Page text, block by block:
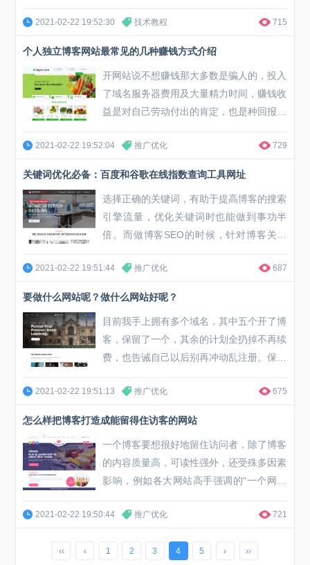
主题的用户更容易地制作主题和Theme.xm
l文件。（ThemeSapper (TS) 插件提供了T
文档. TS同时还提供了与在线安装包版...
2021-02-22 19:52:30 技术教程 715
个人独立博客网站最常见的几种赚钱方式介绍
开网站说不想赚钱那大多数是骗人的，投入
了域名服务器费用及大量精力时间，赚钱收
益是对自己劳动付出的肯定，也是种回报。
博客作为网站的一种亦是如此。在各种类型
的网站中，博客在赚钱方面是处于弱势的，
也并非表示博客无法赚钱，下面博客吧总结
了几种常见的博客赚钱方法。 广告联...
2021-02-22 19:52:04 推广优化 729
关键词优化必备：百度和谷歌在线指数查询工具网址
选择正确的关键词，有助于提高博客的搜索
引擎流量，优化关键词时也能做到事功半
倍。而做博客SEO的时候，针对博客关键
词的选择是件很费力的事，不知道怎么选择
关键词，也不知道该关键词是否热门，想好
行分析。 百度指数查询介绍： 百度指数是
以百度网页搜索和...
2021-02-22 19:51:44 推广优化 687
要做什么网站呢？做什么网站好呢？
目前我手上拥有多个域名，其中五个开了博
客，保留了一个，其余的计划全扔掉不再续
费，也告诫自己以后别再冲动乱注册。保留
下来的域名neirong.org（内容），我又不
想将其空置，也不打算停靠，由于续费需要
站做什么内容？ 做新站的烦恼： 记得几年
前第...
2021-02-22 19:51:13 推广优化 675
怎么样把博客打造成能留得住访客的网站
一个博客要想很好地留住访问者，除了博客
的内容质量高，可读性强外，还受殊多因素
影响，例如各大网站高手强调的“一个网站
的用户体验是非常重要的”，一个网站不能
留给访客好的感觉，要想访客停住脚步是很
与感受。 博客的打开速度： 博客的打开速
2021-02-22 19:50:44 推广优化 721
‹‹ ‹ 1 2 3 4 5 › ››